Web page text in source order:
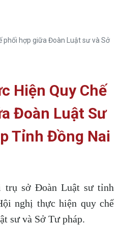
phối hợp giữa Đoàn Luật sư và Sở
Hiện Quy Chế
Đoàn Luật Sư
Tỉnh Đồng Nai
trụ sở Đoàn Luật sư tỉnh
nghị thực hiện quy chế
sư và Sở Tư pháp.